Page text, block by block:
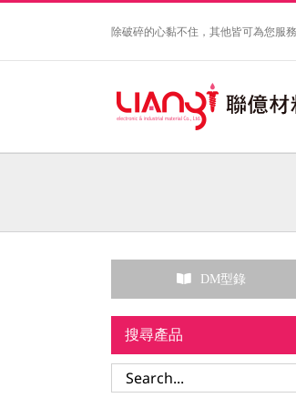
除破碎的心黏不住，其他皆可為您服
DM型錄
搜尋產品